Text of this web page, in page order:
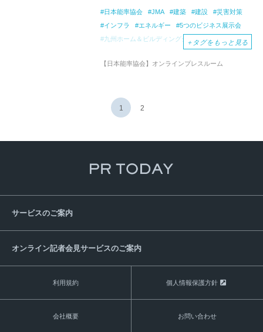
日本能率協会 JMA 建築 建設
災害対策
インフラ
エネルギー
5つのビジネス展示会
九州ホーム＆ビルディングショー
災害リスク対策推進展
＋ タグをもっと見る
【日本能率協会】オンラインプレスルーム
1 2
サービスのご案内
オンライン記者会見サービスのご案内
利用規約 個人情報保護方針
会社概要 お問い合わせ